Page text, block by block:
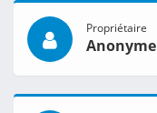
Propriétaire
Anonyme